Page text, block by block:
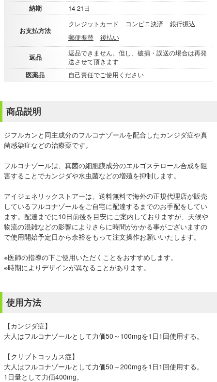
納期
14-21日
お支払方法
クレジットカード コンビニ決済
銀行振込
郵便振替
後払い
返品
返品できません。但し、破損・誤送の場合は再発
送させて頂きます
医薬品
自己責任でご使用ください
商品説明
ジフルカンと同主成分のフルコナゾールを配合したカンジダ症や真
菌感染症などの治療薬です。
フルコナゾールは、真菌の細胞膜成分のエルゴステロール合成を阻
害することでカンジダや水虫菌などの増殖を抑制します。
アイジェネリックストアーは、送料無料で海外の正規代理店が販売
しているフルコナゾールをご自宅に配達するまでのお手配をしてい
ます。配達までに10日前後を目安にご案内しておりますが、天候や
物流の混雑などの影響によりさらに時間がかかる事がございますの
で使用開始予定日から余裕をもって注文操作お願いいたします。
※医師の指導の下ご使用いただくことをおすすめします。
※時期によりデザインが異なることがあります。
使用方法
【カンジダ症】
大人はフルコナゾールとして力価50～100mgを1日1回使用する。
【クリプトコッカス症】
大人はフルコナゾールとして力価50～200mgを1日1回使用する。
1日量として力価400mg。